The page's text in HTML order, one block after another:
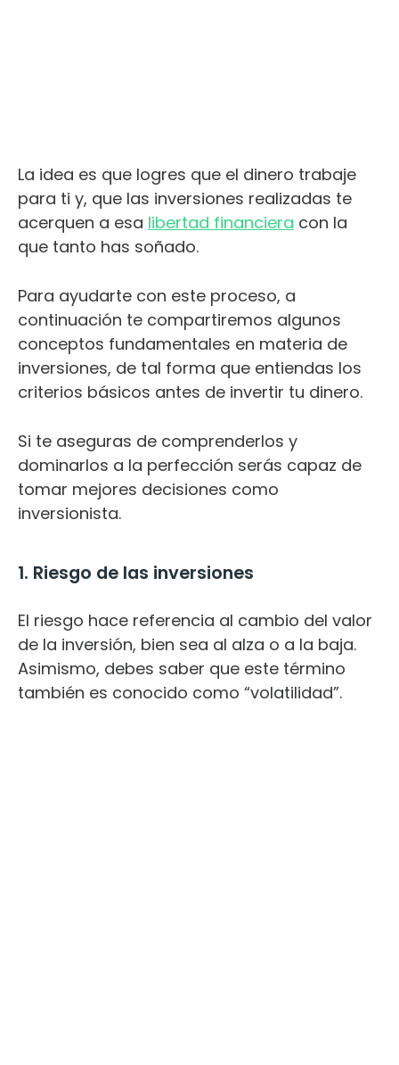
La idea es que logres que el dinero trabaje
para ti y, que las inversiones realizadas te
acerquen a esa libertad financiera con la
que tanto has soñado.
Para ayudarte con este proceso, a
continuación te compartiremos algunos
conceptos fundamentales en materia de
inversiones, de tal forma que entiendas los
criterios básicos antes de invertir tu dinero.
Si te aseguras de comprenderlos y
dominarlos a la perfección serás capaz de
tomar mejores decisiones como
inversionista.
1. Riesgo de las inversiones
El riesgo hace referencia al cambio del valor
de la inversión, bien sea al alza o a la baja.
Asimismo, debes saber que este término
también es conocido como “volatilidad”.